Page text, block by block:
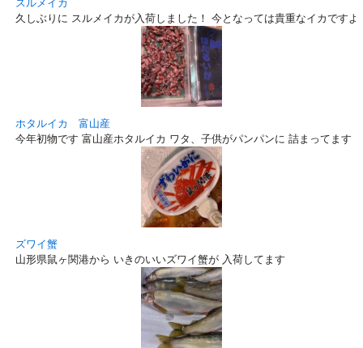
スルメイカ
久しぶりに スルメイカが入荷しました！ 今となっては貴重なイカですよ
ホタルイカ 富山産
今年初物です 富山産ホタルイカ ワタ、子供がパンパンに 詰まってます！
ズワイ蟹
山形県鼠ヶ関港から いきのいいズワイ蟹が 入荷してます